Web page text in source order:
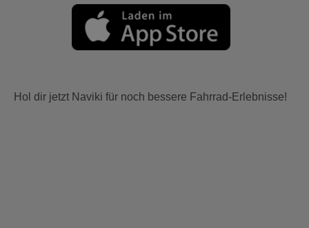
Hol dir jetzt Naviki für noch bessere Fahrrad-Erlebnisse!